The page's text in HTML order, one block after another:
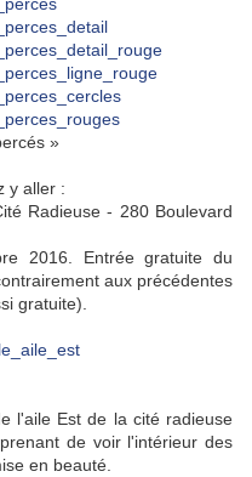
»
y aller :
Radieuse - 280 Boulevard
2016. Entrée gratuite du
aux précédentes
gratuite).
l'aile Est de la cité radieuse
de voir l'intérieur des
en beauté.